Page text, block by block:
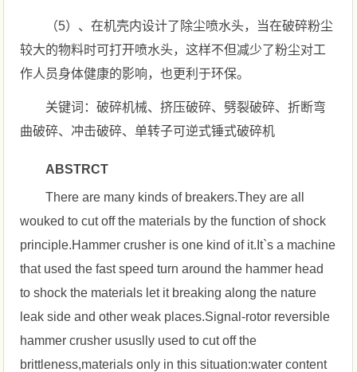
（5）、在机壳内设计了除尘喷水头，当在破碎粉尘
较大的物料时可打开喷水头，这样不但减少了粉尘对工
作人员身体健康的影响，也更利于环保。
关键词：破碎机械、挤压破碎、劈裂破碎、折断弯
曲破碎、冲击破碎、单转子可逆式锤式破碎机
ABSTRCT
There are many kinds of breakers.They are all
wouked to cut off the materials by the function of shock
principle.Hammer crusher is one kind of it.It`s a machine
that used the fast speed turn around the hammer head
to shock the materials let it breaking along the nature
leak side and other weak places.Signal-rotor reversible
hammer crusher ususlly used to cut off the
brittleness,materials only in this situation:water content